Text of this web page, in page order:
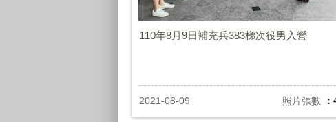
110年8月9日補充兵383梯次役男入營
2021-08-09 照片張數